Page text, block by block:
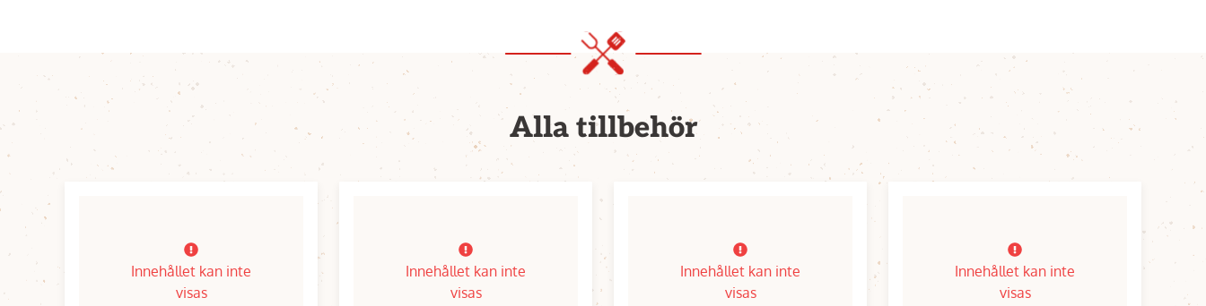
Alla tillbehör
Innehållet kan inte
visas
Innehållet kan inte
visas
Innehållet kan inte
visas
Innehållet kan inte
visas